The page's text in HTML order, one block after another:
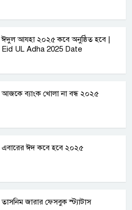
ঈদুল আযহা ২০২৫ কবে অনুষ্ঠিত হবে |
Eid UL Adha 2025 Date
আজকে ব্যাংক খোলা না বন্ধ ২০২৫
এবারের ঈদ কবে হবে ২০২৫
তাসনিম জারার ফেসবুক স্ট্যাটাস